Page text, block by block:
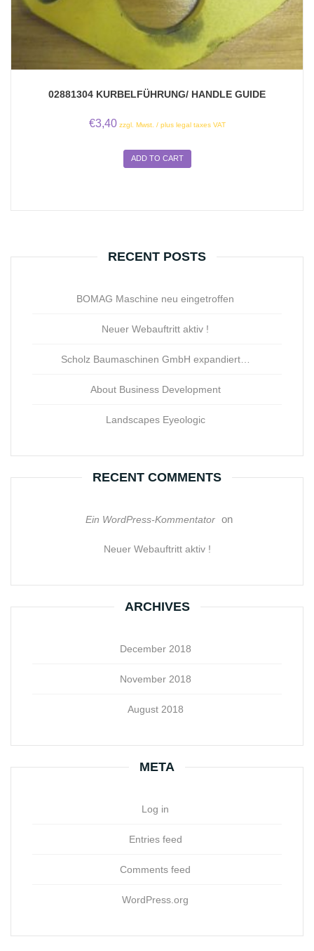
02881304 KURBELFÜHRUNG/ HANDLE GUIDE
€3,40 zzgl. Mwst. / plus legal taxes VAT
ADD TO CART
RECENT POSTS
BOMAG Maschine neu eingetroffen
Neuer Webauftritt aktiv !
Scholz Baumaschinen GmbH expandiert…
About Business Development
Landscapes Eyeologic
RECENT COMMENTS
Ein WordPress-Kommentator on
Neuer Webauftritt aktiv !
ARCHIVES
December 2018
November 2018
August 2018
META
Log in
Entries feed
Comments feed
WordPress.org